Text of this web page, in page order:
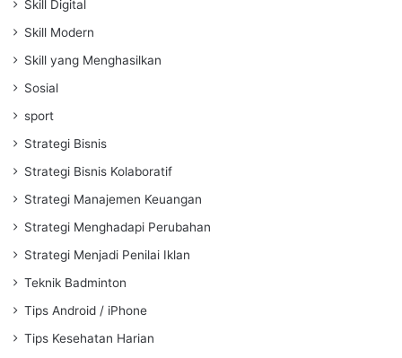
Skill Digital
Skill Modern
Skill yang Menghasilkan
Sosial
sport
Strategi Bisnis
Strategi Bisnis Kolaboratif
Strategi Manajemen Keuangan
Strategi Menghadapi Perubahan
Strategi Menjadi Penilai Iklan
Teknik Badminton
Tips Android / iPhone
Tips Kesehatan Harian